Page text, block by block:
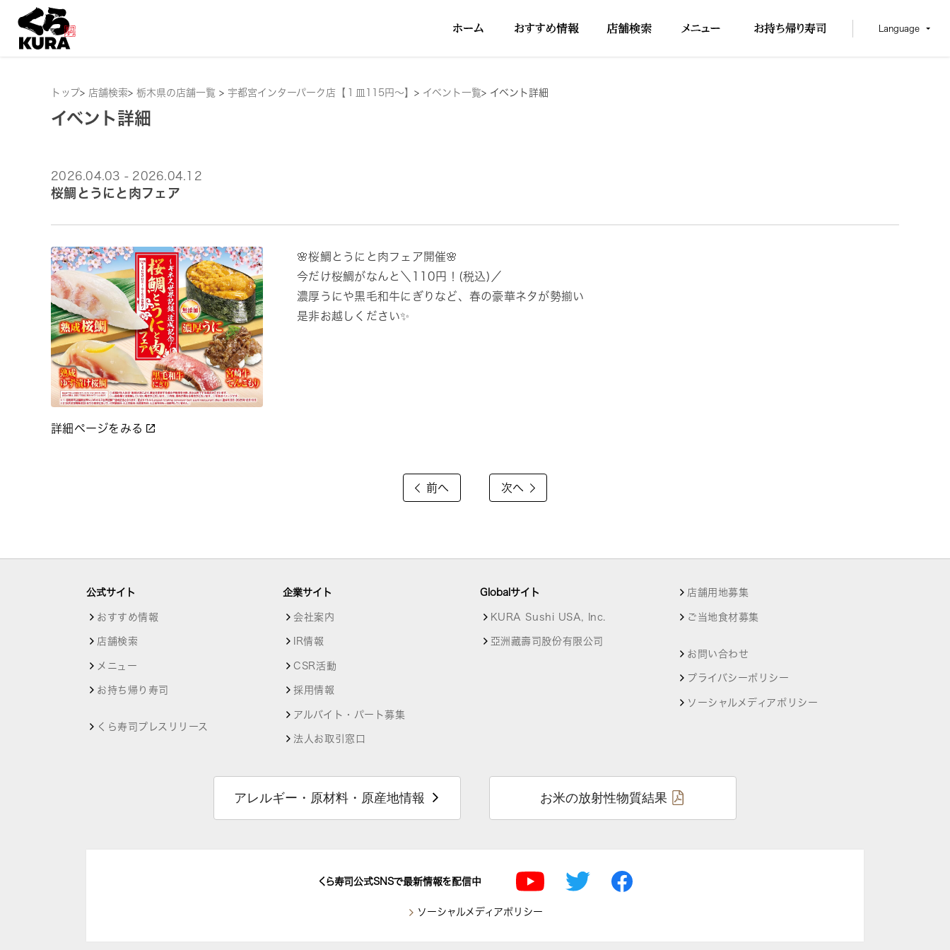
Language
トップ> 店舗検索> 栃木県の店舗一覧 > 宇都宮インターパーク店【１皿115円～】 > イベント一覧> イベント詳細
イベント詳細
2026.04.03 - 2026.04.12
桜鯛とうにと肉フェア
詳細ページをみる
🌸桜鯛とうにと肉フェア開催🌸
今だけ桜鯛がなんと＼110円！(税込)／
濃厚うにや黒毛和牛にぎりなど、春の豪華ネタが勢揃い
是非お越しください✨
前へ 次へ
公式サイト
おすすめ情報
店舗検索
メニュー
お持ち帰り寿司
くら寿司プレスリリース
企業サイト
会社案内
IR情報
CSR活動
採用情報
アルバイト・パート募集
法人お取引窓口
Globalサイト
KURA Sushi USA, Inc.
亞洲藏壽司股份有限公司
店舗用地募集
ご当地食材募集
お問い合わせ
プライバシーポリシー
ソーシャルメディアポリシー
アレルギー・原材料・原産地情報 お米の放射性物質結果
くら寿司公式SNSで最新情報を配信中
ソーシャルメディアポリシー